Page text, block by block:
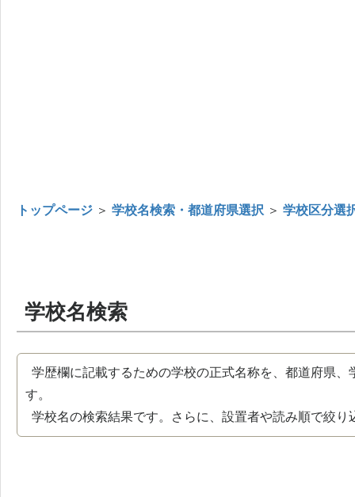
トップページ ＞ 学校名検索・都道府県選択 ＞ 学校区分選
学校名検索
学歴欄に記載するための学校の正式名称を、都道府県
す。
学校名の検索結果です。さらに、設置者や読み順で絞り